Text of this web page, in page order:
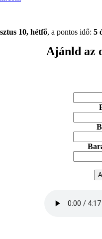
10, hétfő, a pontos idő: 5
Ajánld az